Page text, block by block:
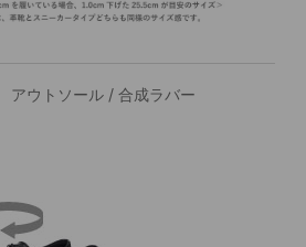
ウトソール / 合成ラバー